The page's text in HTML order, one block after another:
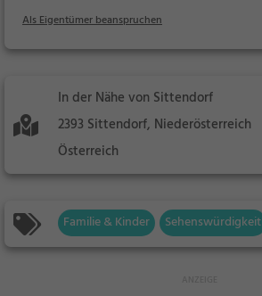
Als Eigentümer beanspruchen
In der Nähe von Sittendorf
2393 Sittendorf, Niederösterreich
Österreich
Familie & Kinder Sehenswürdigkeit